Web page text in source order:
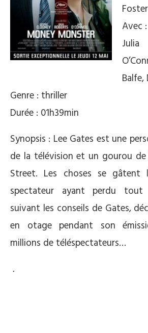
Foster
Avec
Genre : thriller
Durée : 01h39min
Synopsis : Lee Gates est une
de la télévision et un gourou
Street. Les choses se gâtent
spectateur ayant perdu
suivant les conseils de Gates,
en otage pendant son
millions de téléspectateurs…
.